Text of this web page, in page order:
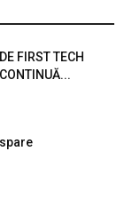
FIRST TECH